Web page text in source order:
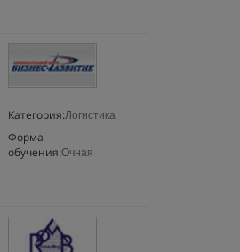
Категория:Логистика
Форма
обучения:Очная